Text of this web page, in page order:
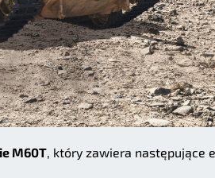
M60T , który zawiera następujące